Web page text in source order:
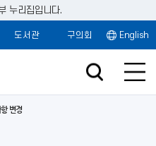
누리집입니다.
도서관 구의회 English
변경